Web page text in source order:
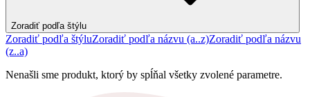
Zoradiť podľa štýlu
Zoradiť podľa štýluZoradiť podľa názvu (a..z)Zoradiť podľa názvu
(z..a)
Nenašli sme produkt, ktorý by spĺňal všetky zvolené parametre.